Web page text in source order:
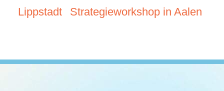
Lippstadt
Strategieworkshop in Aalen